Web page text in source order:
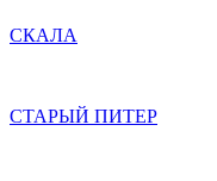
СКАЛА
СТАРЫЙ ПИТЕР